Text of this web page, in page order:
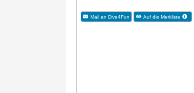
Mail an Dive4Fun Auf die Merkliste